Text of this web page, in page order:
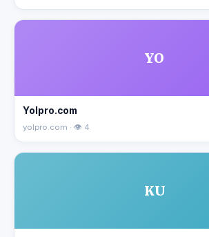
YO
Yolpro.com
yolpro.com · 👁 4
KU